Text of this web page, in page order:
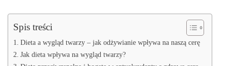
Spis treści
Dieta a wygląd twarzy – jak odżywianie wpływa na naszą cerę
Jak dieta wpływa na wygląd twarzy?